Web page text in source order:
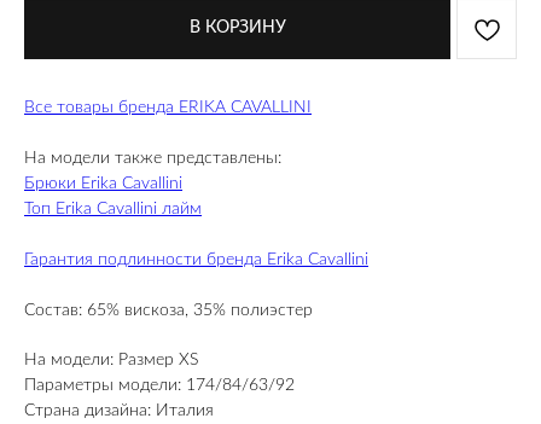
В КОРЗИНУ
Все товары бренда ERIKA CAVALLINI
На модели также представлены:
Брюки Erika Cavallini
Топ Erika Cavallini лайм
Гарантия подлинности бренда Erika Cavallini
Состав: 65% вискоза, 35% полиэстер
На модели: Размер XS
Параметры модели: 174/84/63/92
Страна дизайна: Италия